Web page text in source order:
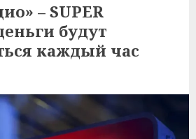
– SUPER
будут
каждый час